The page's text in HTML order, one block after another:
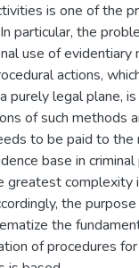
is one of the
particular, the
use of
actions,
purely legal plane,
of such methods
to be paid to the
base in
greatest complexity
the
the
of procedures